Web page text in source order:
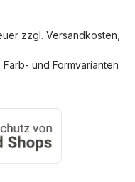
zzgl. Versandkosten
und Formvarianten